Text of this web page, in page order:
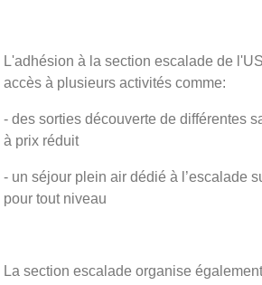
L'adhésion à la section escalade de
accès à plusieurs activités comme:
- des sorties découverte de différentes
à prix réduit
- un séjour plein air dédié à l’escalade
pour tout niveau
La section escalade organise